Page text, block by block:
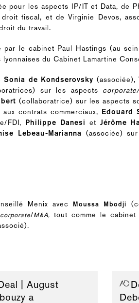
pour les aspects IP/IT et Data, de
fiscal, et de Virginie Devos,
du travail.
le cabinet Paul Hastings (au
du Cabinet Lamartine
Sonia de Kondserovsky (associée),
sur les aspects
(collaboratrice) sur les aspects
contrats commerciaux, Edouard
FDI, Philippe Danesi et Jérôme
Lebeau-Marianna (associée)
Menix avec Moussa Mbodji
corporate/M&A, tout comme le cabinet
| August
a